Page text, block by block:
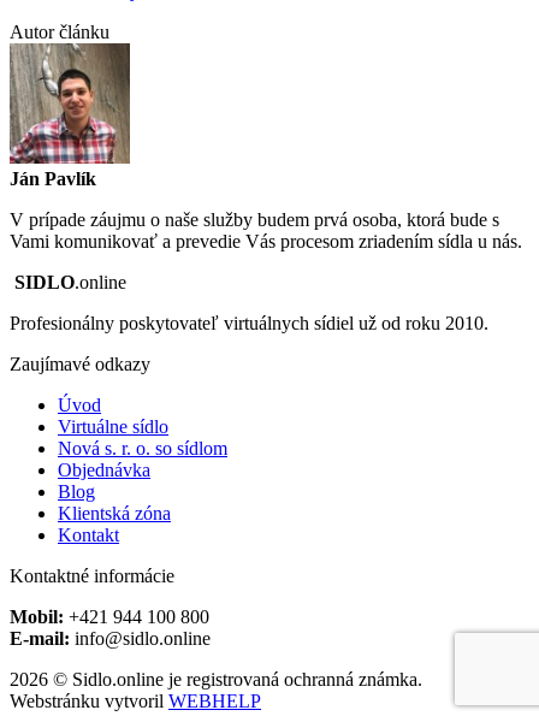
Autor článku
Ján Pavlík
V prípade záujmu o naše služby budem prvá osoba, ktorá bude s
Vami komunikovať a prevedie Vás procesom zriadením sídla u nás.
SIDLO.online
Profesionálny poskytovateľ virtuálnych sídiel už od roku 2010.
Zaujímavé odkazy
Úvod
Virtuálne sídlo
Nová s. r. o. so sídlom
Objednávka
Blog
Klientská zóna
Kontakt
Kontaktné informácie
Mobil: +421 944 100 800
E-mail: info@sidlo.online
2026 © Sidlo.online je registrovaná ochranná známka.
Webstránku vytvoril WEBHELP